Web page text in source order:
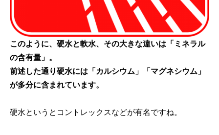
このように、硬水と軟水、その大きな違いは「ミネラル
の含有量」。
前述した通り硬水には「カルシウム」「マグネシウム」
が多分に含まれています。
硬水というとコントレックスなどが有名ですね。